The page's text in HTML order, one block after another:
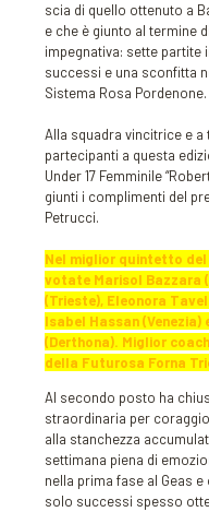
scia di quello ottenuto a
e che è giunto al termine
impegnativa: sette partite
successi e una sconfitta
Sistema Rosa Pordenone.
Alla squadra vincitrice e a
partecipanti a questa
Under 17 Femminile
giunti i complimenti del
Petrucci.
Nel miglior quintetto
votate Marisol Bazzara
(Trieste), Eleonora
Isabel Hassan (Venezia)
(Derthona). Miglior
della Futurosa Forna
Al secondo posto ha
straordinaria per
alla stanchezza
settimana piena di
nella prima fase al Geas
solo successi spesso